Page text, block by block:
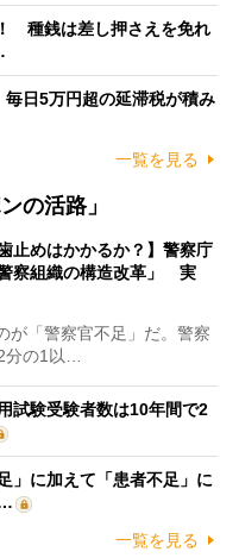
種銭は差し押さえを免れ
日5万円超の延滞税が積み
一覧を見る
の活路」
止めはかかるか？】警察庁
察組織の構造改革」 実
「警察官不足」だ。警察
の1以…
試験受験者数は10年間で2
」に加えて「患者不足」に
一覧を見る